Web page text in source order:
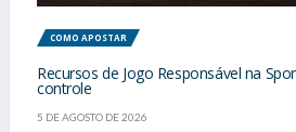
COMO APOSTAR
Recursos de Jogo Responsável na
controle
5 DE AGOSTO DE 2026